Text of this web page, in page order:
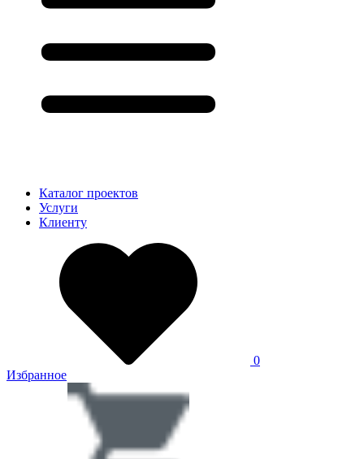
Каталог проектов
Услуги
Клиенту
0
Избранное